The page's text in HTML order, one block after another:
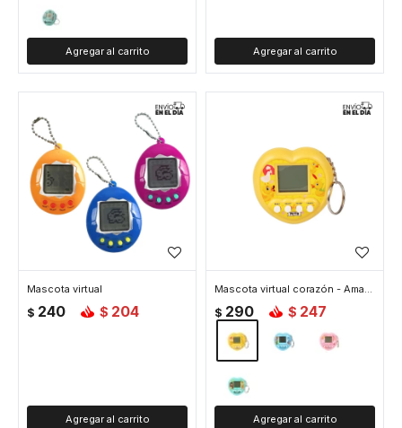
Mascota virtual
$ 240 $ 204
Mascota virtual corazón - Amarillo
$ 290 $ 247